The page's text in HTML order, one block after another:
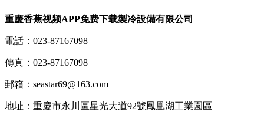
重慶香蕉视频APP免费下载製冷設備有限公司
電話： 023-87167098
傳真： 023-87167098
郵箱： seastar69@163.com
地址： 重慶市永川區星光大道92號鳳凰湖工業園區